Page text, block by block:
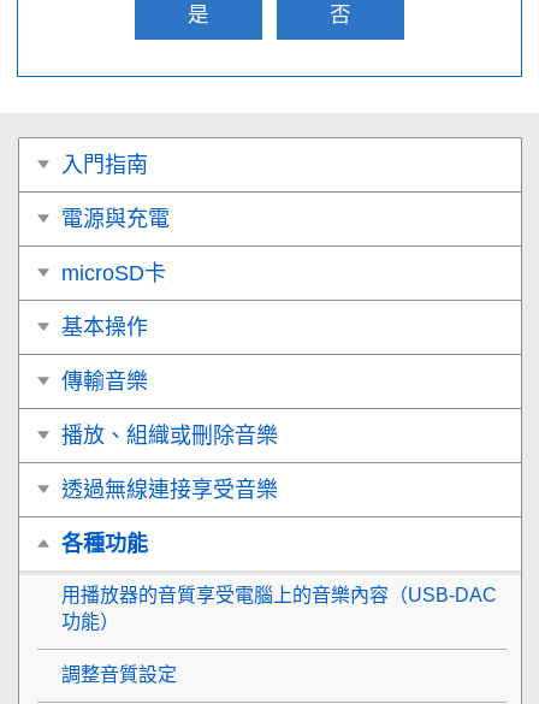
是 否
入門指南
電源與充電
microSD卡
基本操作
傳輸音樂
播放、組織或刪除音樂
透過無線連接享受音樂
各種功能
用播放器的音質享受電腦上的音樂內容（USB-DAC
功能）
調整音質設定